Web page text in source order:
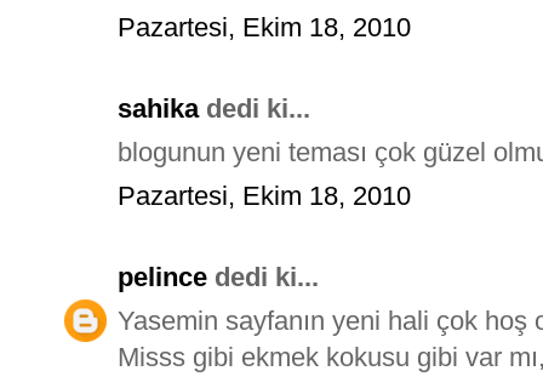
Pazartesi, Ekim 18, 2010
sahikadedi ki...
blogunun yeni teması çok güzel
Pazartesi, Ekim 18, 2010
pelince dedi ki...
Yasemin sayfanın yeni hali çok hoş
Misss gibi ekmek kokusu gibi var